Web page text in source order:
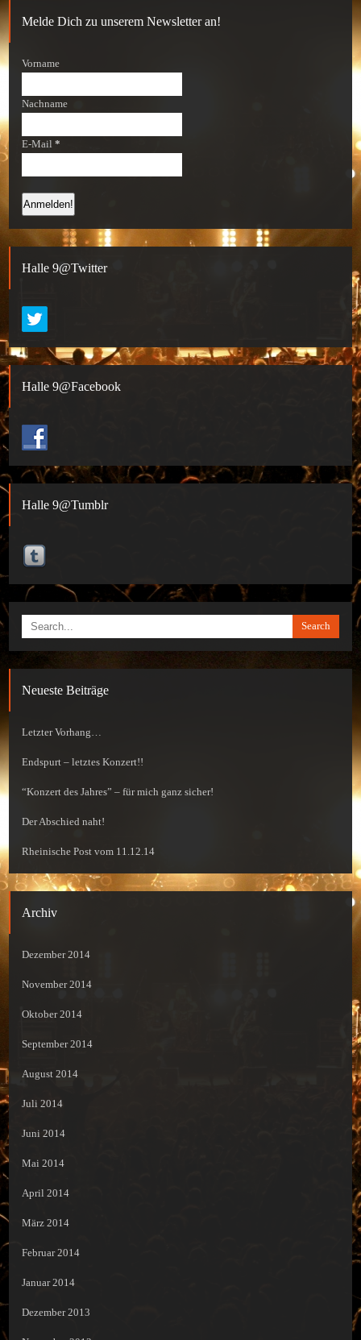
Melde Dich zu unserem Newsletter an!
Vorname
Nachname
E-Mail *
Halle 9@Twitter
Halle 9@Facebook
Halle 9@Tumblr
Search
Neueste Beiträge
Letzter Vorhang…
Endspurt – letztes Konzert!!
“Konzert des Jahres” – für mich ganz sicher!
Der Abschied naht!
Rheinische Post vom 11.12.14
Archiv
Dezember 2014
November 2014
Oktober 2014
September 2014
August 2014
Juli 2014
Juni 2014
Mai 2014
April 2014
März 2014
Februar 2014
Januar 2014
Dezember 2013